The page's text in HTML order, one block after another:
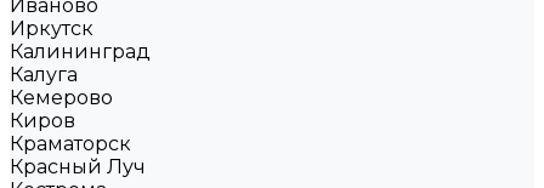
Иваново
Иркутск
Калининград
Калуга
Кемерово
Киров
Краматорск
Красный Луч